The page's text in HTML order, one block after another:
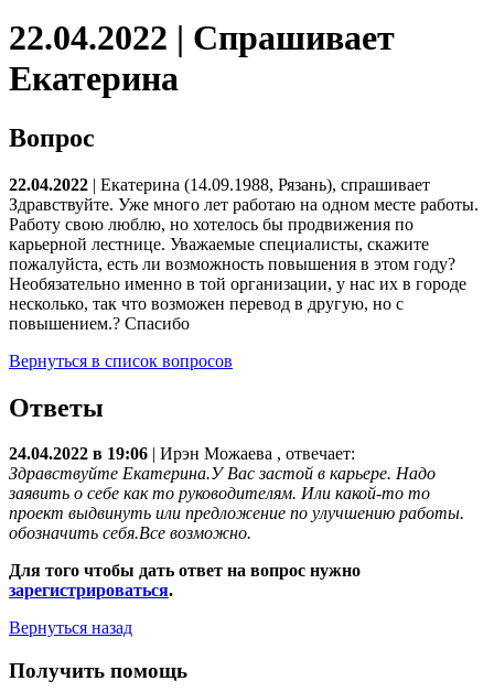
22.04.2022 | Спрашивает
Екатерина
Вопрос
22.04.2022 | Екатерина (14.09.1988, Рязань), спрашивает
Здравствуйте. Уже много лет работаю на одном месте работы.
Работу свою люблю, но хотелось бы продвижения по
карьерной лестнице. Уважаемые специалисты, скажите
пожалуйста, есть ли возможность повышения в этом году?
Необязательно именно в той организации, у нас их в городе
несколько, так что возможен перевод в другую, но с
повышением.? Спасибо
Вернуться в список вопросов
Ответы
24.04.2022 в 19:06 Ирэн Можаева , отвечает:
Здравствуйте Екатерина.У Вас застой в карьере. Надо
заявить о себе как то руководителям. Или какой-то то
проект выдвинуть или предложение по улучшению работы.
обозначить себя.Все возможно.
Для того чтобы дать ответ на вопрос нужно
зарегистрироваться.
Вернуться назад
Получить помощь